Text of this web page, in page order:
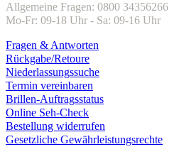
Allgemeine Fragen: 0800 34356266
Mo-Fr: 09-18 Uhr - Sa: 09-16 Uhr
Fragen & Antworten
Rückgabe/Retoure
Niederlassungssuche
Termin vereinbaren
Brillen-Auftragsstatus
Online Seh-Check
Bestellung widerrufen
Gesetzliche Gewährleistungsrechte